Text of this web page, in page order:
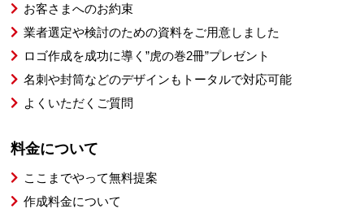
お客さまへのお約束
業者選定や検討のための資料をご用意しました
ロゴ作成を成功に導く”虎の巻2冊”プレゼント
名刺や封筒などのデザインもトータルで対応可能
よくいただくご質問
料金について
ここまでやって無料提案
作成料金について